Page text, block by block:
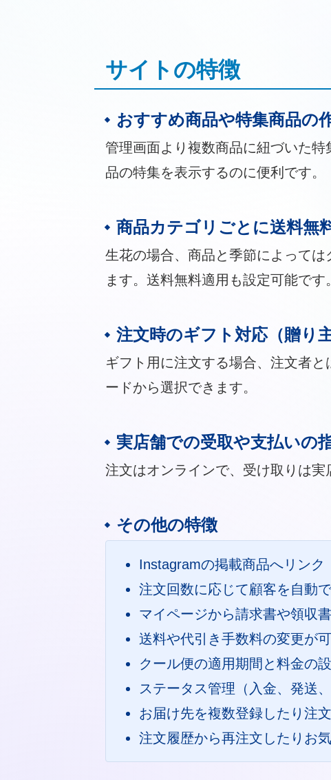
サイトの特徴
おすすめ商品や特集商品の
管理画面より複数商品に紐づいた
品の特集を表示するのに便利です。
商品カテゴリごとに送料無
生花の場合、商品と季節によって
ます。送料無料適用も設定可能です。
注文時のギフト対応（贈り
ギフト用に注文する場合、注文者
ードから選択できます。
実店舗での受取や支払いの
注文はオンラインで、受け取りは実
その他の特徴
Instagramの掲載商品へリンク
注文回数に応じて顧客を自動
マイページから請求書や領収
送料や代引き手数料の変更が
クール便の適用期間と料金の
ステータス管理（入金、発送
お届け先を複数登録したり注
注文履歴から再注文したりお